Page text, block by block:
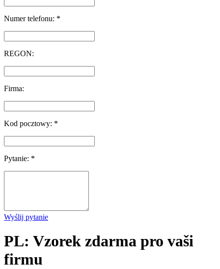
Numer telefonu: *
REGON:
Firma:
Kod pocztowy: *
Pytanie: *
Wyślij pytanie
PL: Vzorek zdarma pro vaši
firmu